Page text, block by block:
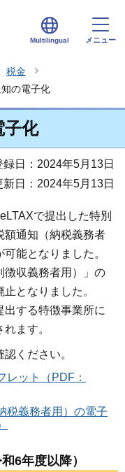
Multilingual メニュー
税金
の電子化
子化
録日：2024年5月13日
新日：2024年5月13日
で提出した特別
額通知（納税義務者
能となりました。
収義務者用）」の
となりました。
する特徴事業所に
ます。
ください。
レット（PDF：
税義務者用）の電子
6年度以降）